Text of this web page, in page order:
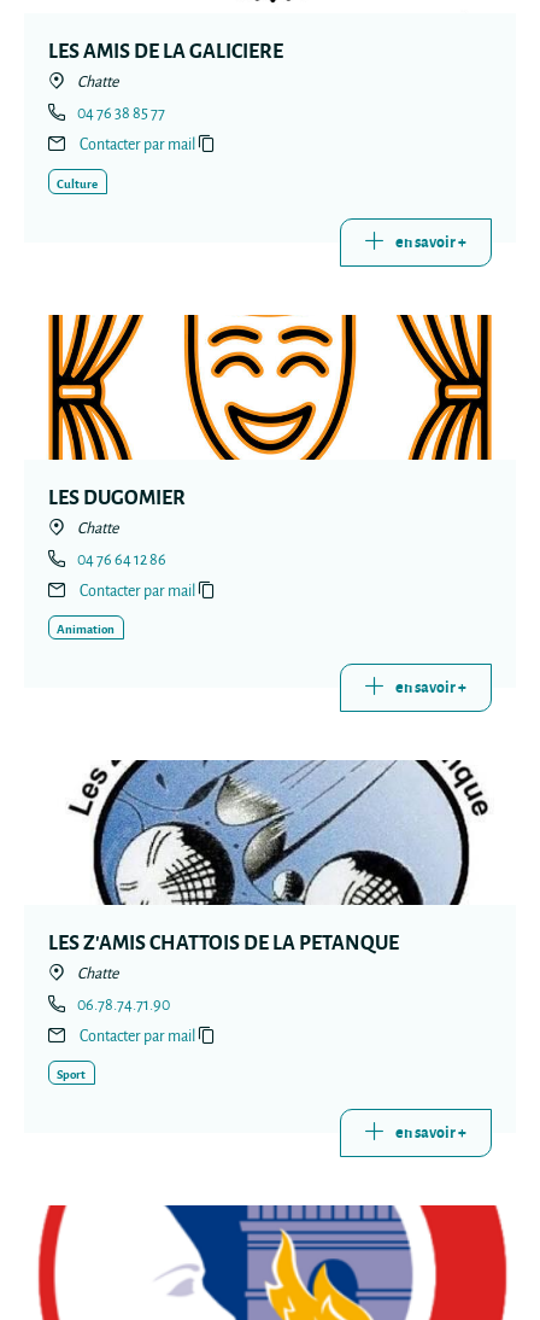
LES AMIS DE LA GALICIERE
Chatte
04 76 38 85 77
Contacter par mail
Culture
en savoir +
LES DUGOMIER
Chatte
04 76 64 12 86
Contacter par mail
Animation
en savoir +
LES Z'AMIS CHATTOIS DE LA PETANQUE
Chatte
06.78.74.71.90
Contacter par mail
Sport
en savoir +